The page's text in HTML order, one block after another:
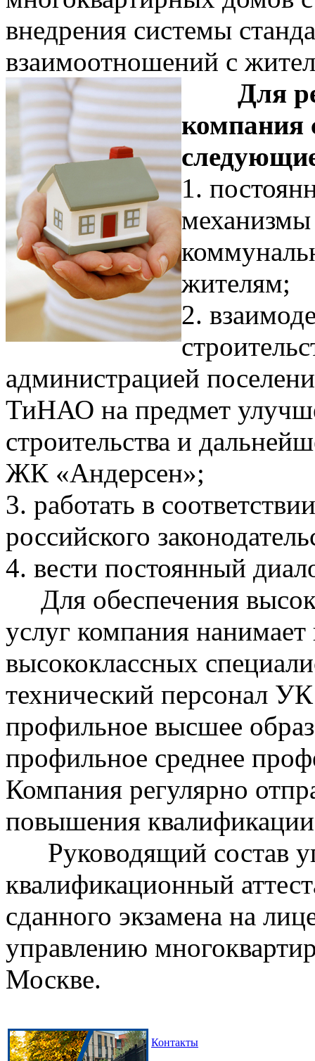
внедрения системы
взаимоотношений с
Для
компания
1.
жителям;
2.
администрацией
ТиНАО на предмет
строительства и
ЖК «Андерсен»;
3. работать в
российского
4. вести постоянный
Для обеспечения
услуг компания нанимает
высококлассных
технический персонал
профильное высшее
профильное среднее
Компания регулярно
повышения
Руководящий состав
квалификационный
сданного экзамена на
управлению
Москве.
Контакты